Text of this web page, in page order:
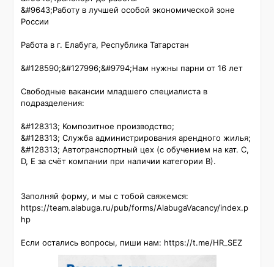
&#9643;Работу в лучшей особой экономической зоне
России
Работа в г. Елабуга, Республика Татарстан
&#128590;&#127996;‍&#9794;Нам нужны парни от 16 лет
Свободные вакансии младшего специалиста в
подразделения:
&#128313; Композитное производство;
&#128313; Служба администрирования арендного жилья;
&#128313; Автотранспортный цех (с обучением на кат. C,
D, E за счёт компании при наличии категории В).
Заполняй форму, и мы с тобой свяжемся:
https://team.alabuga.ru/pub/forms/AlabugaVacancy/index.p
hp
Если остались вопросы, пиши нам: https://t.me/HR_SEZ